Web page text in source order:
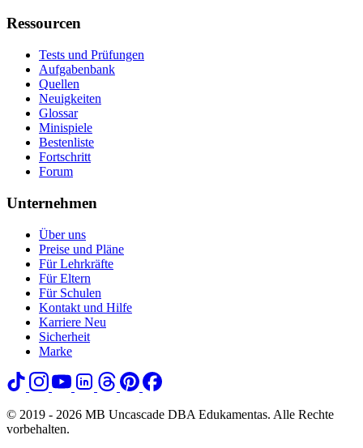
Ressourcen
Tests und Prüfungen
Aufgabenbank
Quellen
Neuigkeiten
Glossar
Minispiele
Bestenliste
Fortschritt
Forum
Unternehmen
Über uns
Preise und Pläne
Für Lehrkräfte
Für Eltern
Für Schulen
Kontakt und Hilfe
Karriere Neu
Sicherheit
Marke
© 2019 - 2026 MB Uncascade DBA Edukamentas. Alle Rechte
vorbehalten.